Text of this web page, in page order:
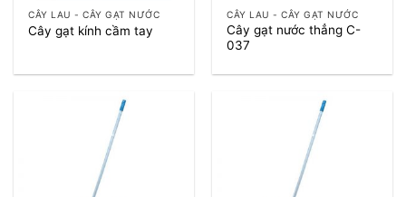
CÂY LAU - CÂY GẠT NƯỚC
Cây gạt kính cầm tay
CÂY LAU - CÂY GẠT NƯỚC
Cây gạt nước thẳng C-
037